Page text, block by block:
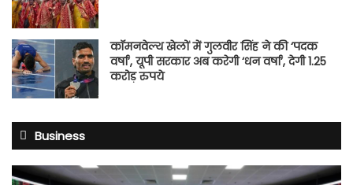
कॉमनवेल्थ खेलों में गुलवीर सिंह ने की ‘पदक
वर्षा’, यूपी सरकार अब करेगी ‘धन वर्षा’, देगी 1.25
करोड़ रुपये
Business